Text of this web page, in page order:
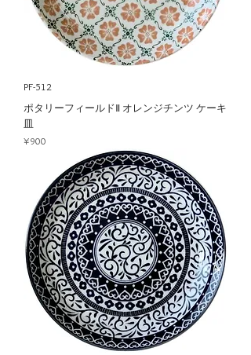
PF-512
ポタリーフィールドⅡ オレンジチンツ ケーキ
皿
Price
¥900